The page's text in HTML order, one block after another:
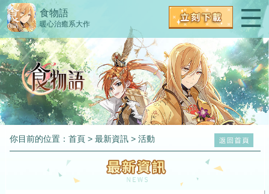
食物語
暖心治癒系大作
你目前的位置：首頁 >最新資訊 >活動